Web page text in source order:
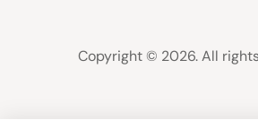
Copyright © 2026. All